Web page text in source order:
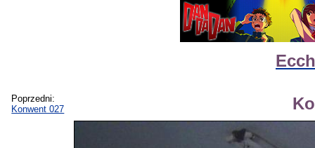
Poprzedni:
Konwent 027